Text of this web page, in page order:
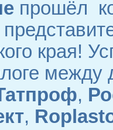
прошёл
края!
между
,
,